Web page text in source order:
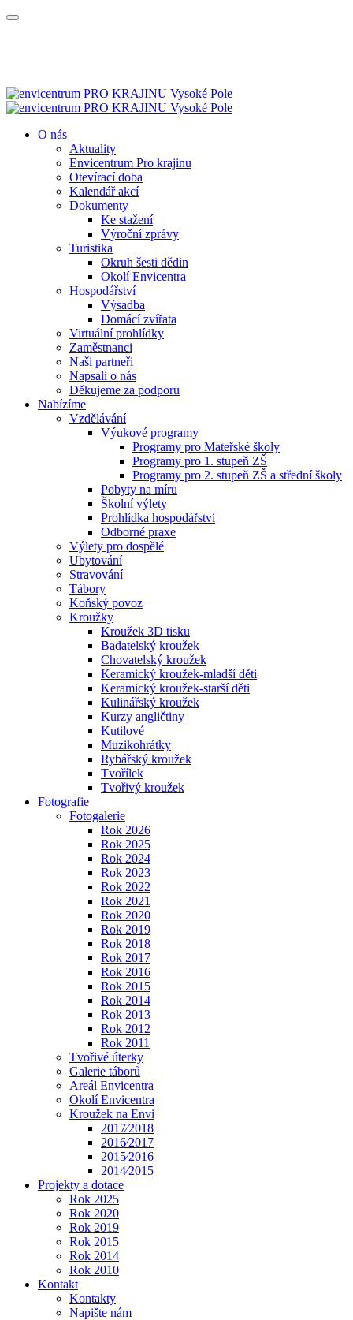
O nás
Aktuality
Envicentrum Pro krajinu
Otevírací doba
Kalendář akcí
Dokumenty
Ke stažení
Výroční zprávy
Turistika
Okruh šesti dědin
Okolí Envicentra
Hospodářství
Výsadba
Domácí zvířata
Virtuální prohlídky
Zaměstnanci
Naši partneři
Napsali o nás
Děkujeme za podporu
Nabízíme
Vzdělávání
Výukové programy
Programy pro Mateřské školy
Programy pro 1. stupeň ZŠ
Programy pro 2. stupeň ZŠ a střední školy
Pobyty na míru
Školní výlety
Prohlídka hospodářství
Odborné praxe
Výlety pro dospělé
Ubytování
Stravování
Tábory
Koňský povoz
Kroužky
Kroužek 3D tisku
Badatelský kroužek
Chovatelský kroužek
Keramický kroužek-mladší děti
Keramický kroužek-starší děti
Kulinářský kroužek
Kurzy angličtiny
Kutilové
Muzikohrátky
Rybářský kroužek
Tvořílek
Tvořivý kroužek
Fotografie
Fotogalerie
Rok 2026
Rok 2025
Rok 2024
Rok 2023
Rok 2022
Rok 2021
Rok 2020
Rok 2019
Rok 2018
Rok 2017
Rok 2016
Rok 2015
Rok 2014
Rok 2013
Rok 2012
Rok 2011
Tvořivé úterky
Galerie táborů
Areál Envicentra
Okolí Envicentra
Kroužek na Envi
2017⁄2018
2016⁄2017
2015⁄2016
2014⁄2015
Projekty a dotace
Rok 2025
Rok 2020
Rok 2019
Rok 2015
Rok 2014
Rok 2010
Kontakt
Kontakty
Napište nám